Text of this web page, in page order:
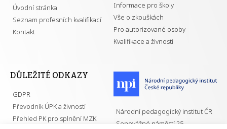
Úvodní stránka
Seznam profesních kvalifikací
Kontakt
Informace pro školy
Vše o zkouškách
Pro autorizované osoby
Kvalifikace a živnosti
DŮLEŽITÉ ODKAZY
GDPR
Převodník ÚPK a živností
Přehled PK pro splnění MZK
Národní pedagogický institut ČR
Senovážné náměstí 25